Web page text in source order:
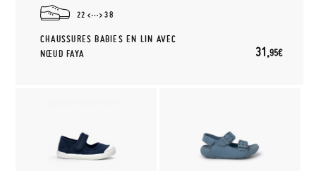
22 38
CHAUSSURES BABIES EN LIN AVEC
NŒUD FAYA
31,95€